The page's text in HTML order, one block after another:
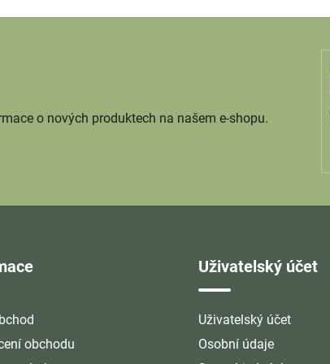
o nových produktech na našem e-shopu.
obchodu
Uživatelský účet
Uživatelský účet
Osobní údaje